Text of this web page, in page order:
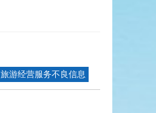
旅游经营服务不良信息